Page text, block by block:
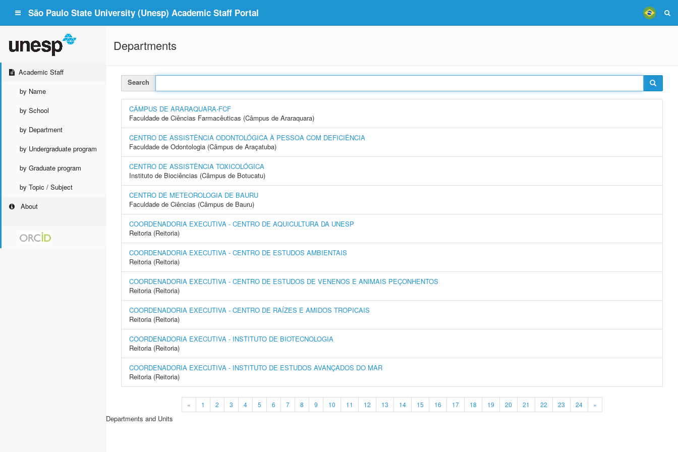
São Paulo State University (Unesp) Academic Staff Portal
Academic Staff
by Name
by School
by Department
by Undergraduate program
by Graduate program
by Topic / Subject
About
Departments
Search
CÂMPUS DE ARARAQUARA-FCF
Faculdade de Ciências Farmacêuticas (Câmpus de Araraquara)
CENTRO DE ASSISTÊNCIA ODONTOLÓGICA À PESSOA COM DEFICIÊNCIA
Faculdade de Odontologia (Câmpus de Araçatuba)
CENTRO DE ASSISTÊNCIA TOXICOLÓGICA
Instituto de Biociências (Câmpus de Botucatu)
CENTRO DE METEOROLOGIA DE BAURU
Faculdade de Ciências (Câmpus de Bauru)
COORDENADORIA EXECUTIVA - CENTRO DE AQUICULTURA DA UNESP
Reitoria (Reitoria)
COORDENADORIA EXECUTIVA - CENTRO DE ESTUDOS AMBIENTAIS
Reitoria (Reitoria)
COORDENADORIA EXECUTIVA - CENTRO DE ESTUDOS DE VENENOS E ANIMAIS PEÇONHENTOS
Reitoria (Reitoria)
COORDENADORIA EXECUTIVA - CENTRO DE RAÍZES E AMIDOS TROPICAIS
Reitoria (Reitoria)
COORDENADORIA EXECUTIVA - INSTITUTO DE BIOTECNOLOGIA
Reitoria (Reitoria)
COORDENADORIA EXECUTIVA - INSTITUTO DE ESTUDOS AVANÇADOS DO MAR
Reitoria (Reitoria)
« 1 2 3 4 5 6 7 8 9 10 11 12 13 14 15 16 17 18 19 20 21 22 23 24 »
Departments and Units